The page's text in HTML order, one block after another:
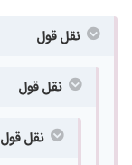
نقل قول
نقل قول
نقل قول